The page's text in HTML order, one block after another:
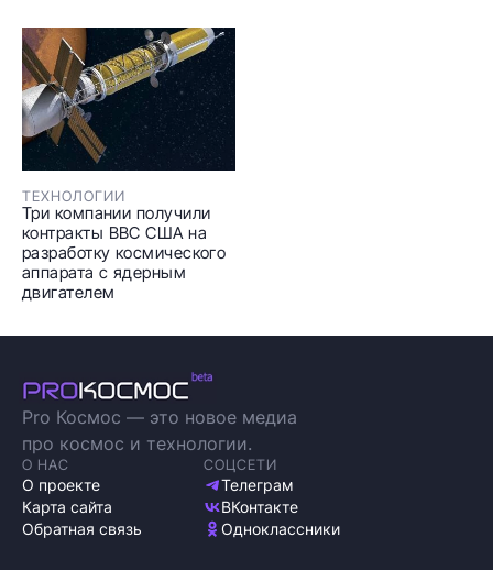
ТЕХНОЛОГИИ
Три компании получили
контракты ВВС США на
разработку космического
аппарата с ядерным
двигателем
Pro Космос — это новое медиа
про космос и технологии.
О НАС
О проекте
Карта сайта
Обратная связь
СОЦСЕТИ
Телеграм
ВКонтакте
Одноклассники